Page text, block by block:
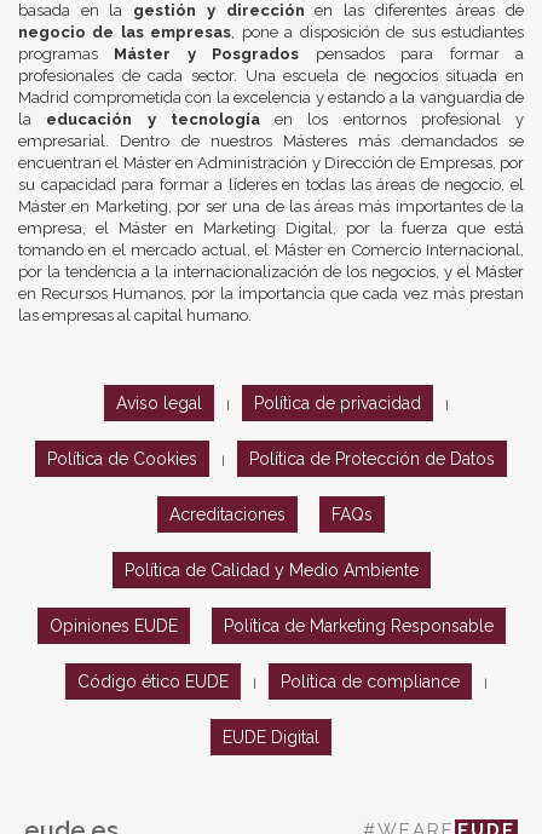
basada en la gestión y dirección en las diferentes áreas de
negocio de las empresas, pone a disposición de sus estudiantes
programas Máster y Posgrados pensados para formar a
profesionales de cada sector. Una escuela de negocios situada en
Madrid comprometida con la excelencia y estando a la vanguardia de
la educación y tecnologíaen los entornos profesional y
empresarial. Dentro de nuestros Másteres más demandados se
encuentran el Máster en Administración y Dirección de Empresas, por
su capacidad para formar a líderes en todas las áreas de negocio, el
Máster en Marketing, por ser una de las áreas más importantes de la
empresa, el Máster en Marketing Digital, por la fuerza que está
tomando en el mercado actual, el Máster en Comercio Internacional,
por la tendencia a la internacionalización de los negocios, y el Máster
en Recursos Humanos, por la importancia que cada vez más prestan
las empresas al capital humano.
Aviso legal Política de privacidad
Política de Cookies Política de Protección de Datos
Acreditaciones FAQs
Política de Calidad y Medio Ambiente
Opiniones EUDE Política de Marketing Responsable
Código ético EUDE Política de compliance
EUDE Digital